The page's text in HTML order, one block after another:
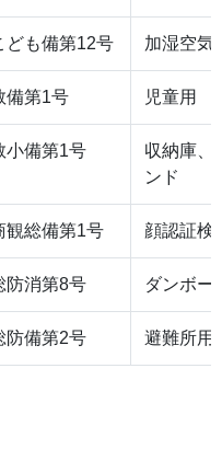
ども備第12号 加湿空気
備第1号 児童用
小備第1号
収納庫、
ンド
観総備第1号 顔認証検
防消第8号 ダンボー
防備第2号 避難所用